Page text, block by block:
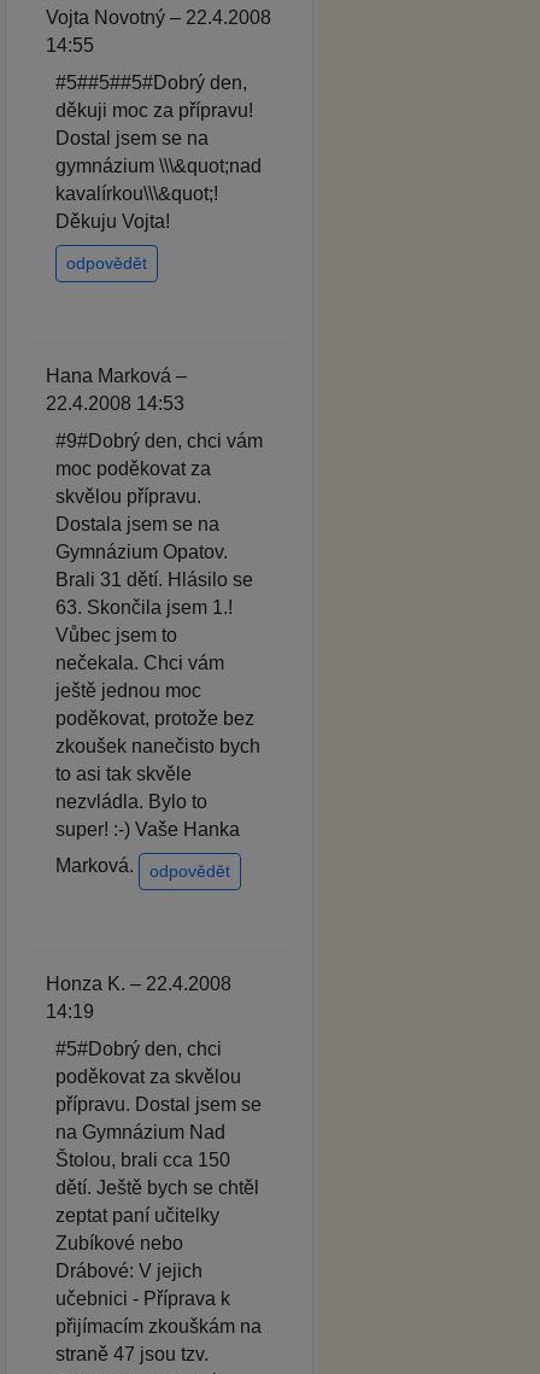
Vojta Novotný – 22.4.2008
14:55
#5##5##5#Dobrý den,
děkuji moc za přípravu!
Dostal jsem se na
gymnázium \\\&quot;nad
kavalírkou\\\&quot;!
Děkuju Vojta!
odpovědět
Hana Marková –
22.4.2008 14:53
#9#Dobrý den, chci vám
moc poděkovat za
skvělou přípravu.
Dostala jsem se na
Gymnázium Opatov.
Brali 31 dětí. Hlásilo se
63. Skončila jsem 1.!
Vůbec jsem to
nečekala. Chci vám
ještě jednou moc
poděkovat, protože bez
zkoušek nanečisto bych
to asi tak skvěle
nezvládla. Bylo to
super! :-) Vaše Hanka
Marková.
odpovědět
Honza K. – 22.4.2008
14:19
#5#Dobrý den, chci
poděkovat za skvělou
přípravu. Dostal jsem se
na Gymnázium Nad
Štolou, brali cca 150
dětí. Ještě bych se chtěl
zeptat paní učitelky
Zubíkové nebo
Drábové: V jejich
učebnici - Příprava k
přijímacím zkouškám na
straně 47 jsou tzv.